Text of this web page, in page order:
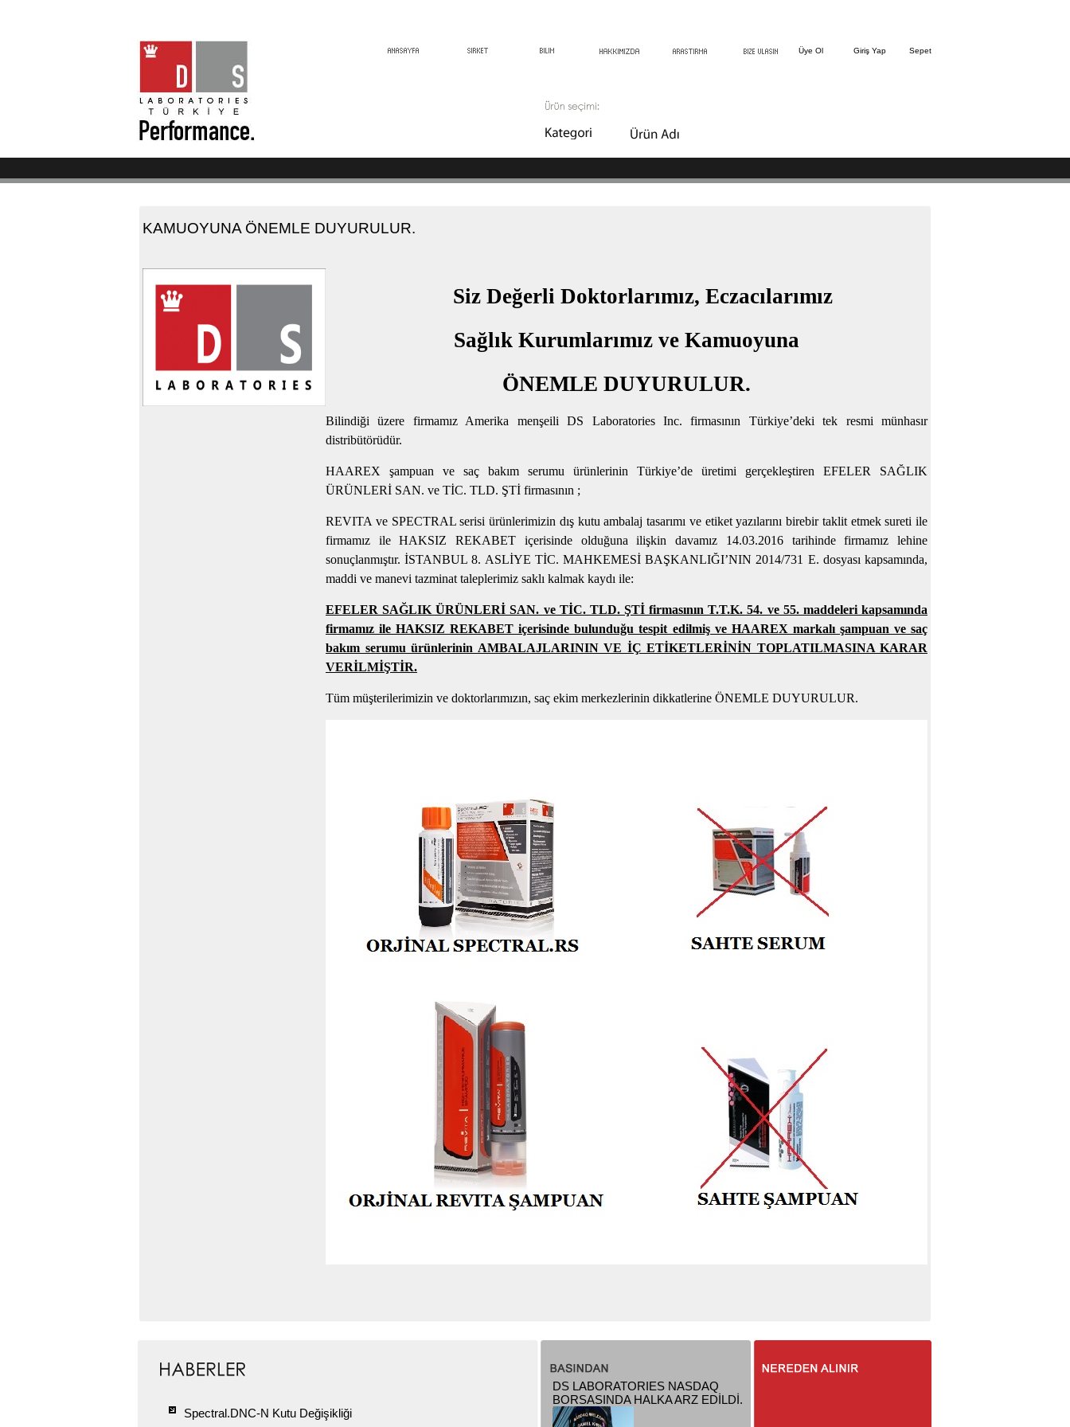
Üye Ol Giriş Yap Sepet
KAMUOYUNA ÖNEMLE DUYURULUR.
Siz Değerli Doktorlarımız, Eczacılarımız
Sağlık Kurumlarımız ve Kamuoyuna
ÖNEMLE DUYURULUR.
Bilindiği üzere firmamız Amerika menşeili DS Laboratories Inc. firmasının Türkiye’deki tek resmi münhasır
distribütörüdür.
HAAREX şampuan ve saç bakım serumu ürünlerinin Türkiye’de üretimi gerçekleştiren EFELER SAĞLIK
ÜRÜNLERİ SAN. ve TİC. TLD. ŞTİ firmasının ;
REVITA ve SPECTRAL serisi ürünlerimizin dış kutu ambalaj tasarımı ve etiket yazılarını birebir taklit etmek sureti ile
firmamız ile HAKSIZ REKABET içerisinde olduğuna ilişkin davamız 14.03.2016 tarihinde firmamız lehine
sonuçlanmıştır. İSTANBUL 8. ASLİYE TİC. MAHKEMESİ BAŞKANLIĞI’NIN 2014/731 E. dosyası kapsamında,
maddi ve manevi tazminat taleplerimiz saklı kalmak kaydı ile:
EFELER SAĞLIK ÜRÜNLERİ SAN. ve TİC. TLD. ŞTİ firmasının T.T.K. 54. ve 55. maddeleri kapsamında
firmamız ile HAKSIZ REKABET içerisinde bulunduğu tespit edilmiş ve HAAREX markalı şampuan ve saç
bakım serumu ürünlerinin AMBALAJLARININ VE İÇ ETİKETLERİNİN TOPLATILMASINA KARAR
VERİLMİŞTİR.
Tüm müşterilerimizin ve doktorlarımızın, saç ekim merkezlerinin dikkatlerine ÖNEMLE DUYURULUR.
DS LABORATORIES NASDAQ
BORSASINDA HALKA ARZ EDİLDİ.
Spectral.DNC-N Kutu Değişikliği